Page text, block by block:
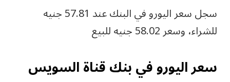
سجل سعر اليورو في البنك عند 57.81 جنيه
للشراء، وسعر 58.02 جنيه للبيع
سعر اليورو في بنك قناة السويس